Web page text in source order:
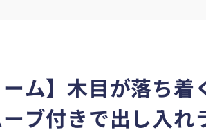
ム】木目が落ち着
ブ付きで出し入